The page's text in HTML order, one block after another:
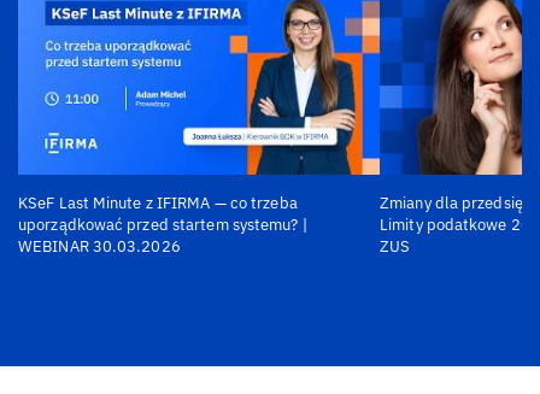
KSeF Last Minute z IFIRMA — co trzeba
uporządkować przed startem systemu? |
WEBINAR 30.03.2026
Zmiany dla
Limity podatkowe
ZUS